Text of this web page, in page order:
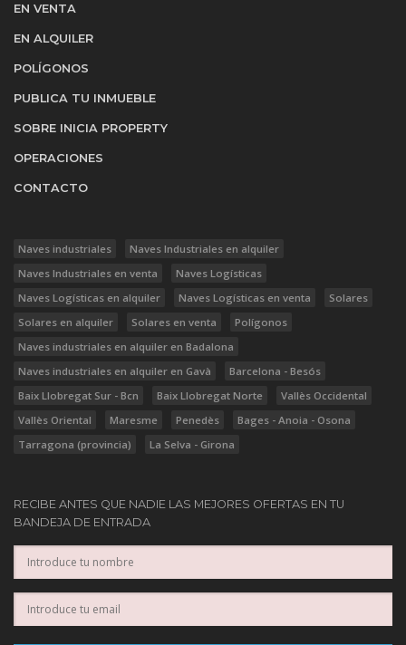
EN VENTA
EN ALQUILER
POLÍGONOS
PUBLICA TU INMUEBLE
SOBRE INICIA PROPERTY
OPERACIONES
CONTACTO
Naves industriales
Naves Industriales en alquiler
Naves Industriales en venta
Naves Logísticas
Naves Logísticas en alquiler
Naves Logísticas en venta
Solares
Solares en alquiler
Solares en venta
Polígonos
Naves industriales en alquiler en Badalona
Naves industriales en alquiler en Gavà
Barcelona - Besós
Baix Llobregat Sur - Bcn
Baix Llobregat Norte
Vallès Occidental
Vallès Oriental
Maresme Penedès
Bages - Anoia - Osona
Tarragona (provincia)
La Selva - Girona
RECIBE ANTES QUE NADIE LAS MEJORES OFERTAS EN TU
BANDEJA DE ENTRADA